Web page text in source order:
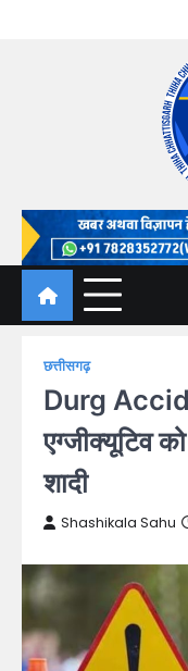
छत्तीसगढ़
Durg
एग्जीक्यूटिव
शादी
Shashikala Sahu